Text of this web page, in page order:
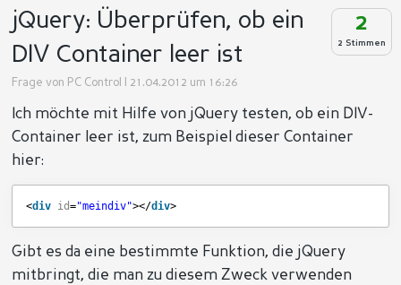
2
2 Stimmen
jQuery: Überprüfen, ob ein
DIV Container leer ist
Frage von PC Control | 21.04.2012 um 16:26
Ich möchte mit Hilfe von jQuery testen, ob ein DIV-
Container leer ist, zum Beispiel dieser Container
hier:
<div id="meindiv"></div>
Gibt es da eine bestimmte Funktion, die jQuery
mitbringt, die man zu diesem Zweck verwenden